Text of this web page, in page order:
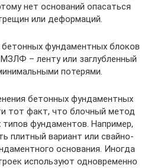
нет оснований опасаться
или деформаций.
фундаментных блоков
– ленту или заглубленный
потерями.
бетонных фундаментных
тот факт, что блочный метод
типов фундаментов. Например,
плитный вариант или свайно-
основания. Иногда
используют одновременно